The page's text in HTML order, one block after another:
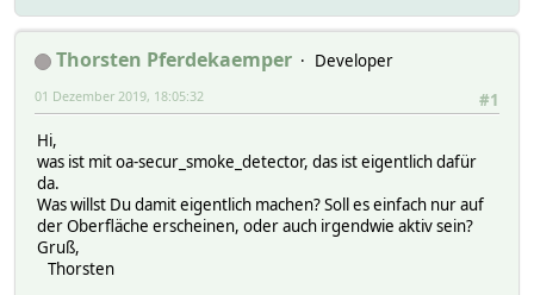
Thorsten Pferdekaemper
Developer
#1
01 Dezember 2019, 18:05:32
Hi,
was ist mit oa-secur_smoke_detector, das ist eigentlich dafür
da.
Was willst Du damit eigentlich machen? Soll es einfach nur auf
der Oberfläche erscheinen, oder auch irgendwie aktiv sein?
Gruß,
Thorsten